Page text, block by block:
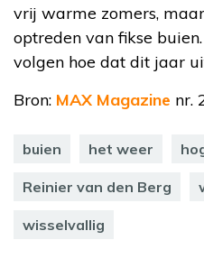
vrij warme zomers,
optreden van fikse
volgen hoe dat dit jaar
Bron: MAX Magazine nr.
buien het weer
Reinier van den Berg
wisselvallig